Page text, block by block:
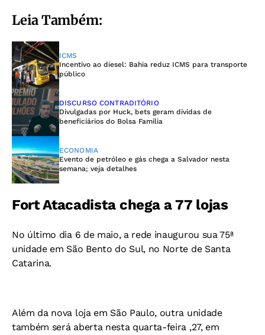
Leia Também:
ICMS
Incentivo ao diesel: Bahia reduz ICMS para transporte
público
DISCURSO CONTRADITÓRIO
Divulgadas por Huck, bets geram dívidas de
beneficiários do Bolsa Família
ECONOMIA
Evento de petróleo e gás chega a Salvador nesta
semana; veja detalhes
Fort Atacadista chega a 77 lojas
No último dia 6 de maio, a rede inaugurou sua 75ª
unidade em São Bento do Sul, no Norte de Santa
Catarina.
Além da nova loja em São Paulo, outra unidade
também será aberta nesta quarta-feira ,27, em